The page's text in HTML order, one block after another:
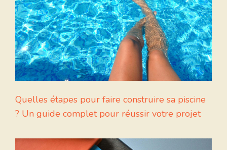
Quelles étapes pour faire construire sa piscine
? Un guide complet pour réussir votre projet